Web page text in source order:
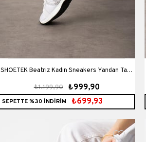
SHOETEK Beatriz Kadın Sneakers Yandan Taşlı
Bağcıklı Spor Ayakkabı Beyaz
₺999,90
₺1.199,90
SEPETTE %30 İNDİRİM ₺699,93